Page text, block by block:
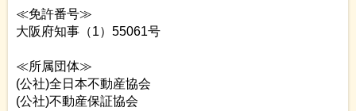
≪免許番号≫
大阪府知事（1）55061号
≪所属団体≫
(公社)全日本不動産協会
(公社)不動産保証協会